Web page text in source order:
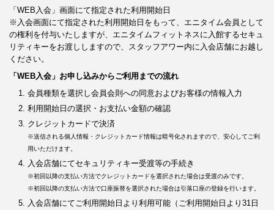
「WEB入会」画面にて指定された利用開始日
※入会画面にて指定された利用開始日をもって、エニタイム会員として
の権利を付与いたしますが、エニタイムフィットネスに入館するセキュ
リティキーをお渡ししますので、スタッフアワー内に入会店舗にお越し
ください。
「WEB入会」お申し込みからご利用までの流れ
会員種類を選択し会員会則への同意およびお客様の情報入力
利用開始日の選択・お支払い金額の確認
クレジットカードで決済
※送信される個人情報・クレジットカード情報は暗号化されますので、安心してご利
用いただけます。
入会店舗にてセキュリティキー受渡等の手続き
※初回以降の支払い方法でクレジットカードを選択された場合は受渡のみです。
※初回以降の支払い方法で口座振替を選択された場合は引落口座の登録を行います。
入会店舗にてご利用開始日より利用可能（ご利用開始日より31日